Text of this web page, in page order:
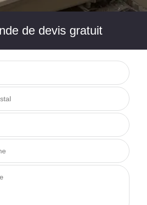
de devis gratuit